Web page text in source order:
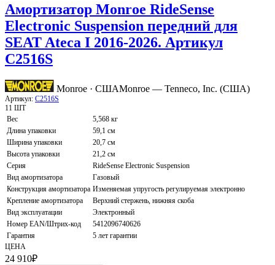
Амортизатор Monroe RideSense
Electronic Suspension передний для
SEAT Ateca I 2016-2026. Артикул
C2516S
Monroe · СШАMonroe — Tenneco, Inc. (США)
Артикул: C2516S
11 ШТ
Вес
5,568 кг
Длина упаковки
59,1 см
Ширина упаковки
20,7 см
Высота упаковки
21,2 см
Серия
RideSense Electronic Suspension
Вид амортизатора
Газовый
Конструкция амортизатора Изменяемая упругость регулируемая электронно
Крепление амортизатора
Верхний стержень, нижняя скоба
Вид эксплуатации
Электронный
Номер EAN/Штрих-код
5412096740626
Гарантия
5 лет гарантии
ЦЕНА
24 910₽